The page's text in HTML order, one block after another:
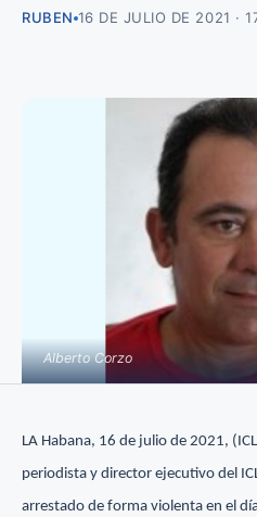
RUBEN 16 DE JULIO DE 2021 ·
Alberto Corzo
LA Habana, 16 de julio de 2021,
periodista y director ejecutivo del
arrestado de forma violenta en el